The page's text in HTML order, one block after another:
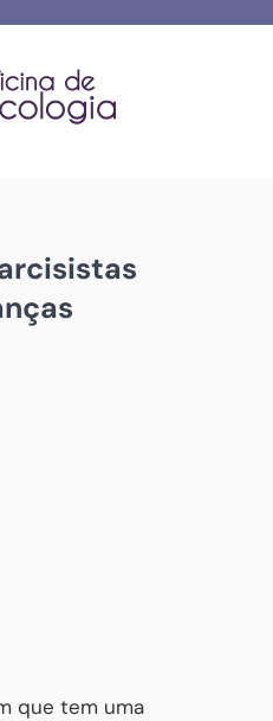
que tem uma